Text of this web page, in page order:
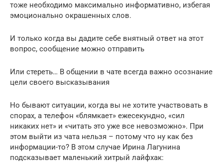
тоже необходимо максимально информативно, избегая
эмоционально окрашенных слов.
И только когда вы дадите себе внятный ответ на этот
вопрос, сообщение можно отправить
Или стереть… В общении в чате всегда важно осознание
цели своего высказывания
Но бывают ситуации, когда вы не хотите участвовать в
спорах, а телефон «блямкает» ежесекундно, «сил
никаких нет» и «читать это уже все невозможно». При
этом выйти из чата нельзя – потому что ну как без
информации-то? В этом случае Ирина Лагунина
подсказывает маленький хитрый лайфхак: